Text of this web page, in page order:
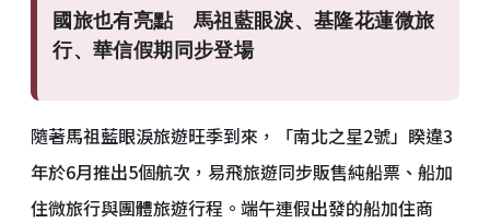
國旅也有亮點 馬祖藍眼淚、基隆花蓮微旅
行、華信假期同步登場
隨著馬祖藍眼淚旅遊旺季到來，「南北之星2號」睽違3
年於6月推出5個航次，易飛旅遊同步販售純船票、船加
住微旅行與團體旅遊行程。端午連假出發的船加住商